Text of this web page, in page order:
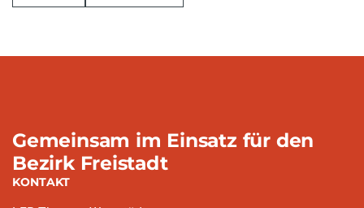
Gemeinsam im Einsatz für den
Bezirk Freistadt
KONTAKT